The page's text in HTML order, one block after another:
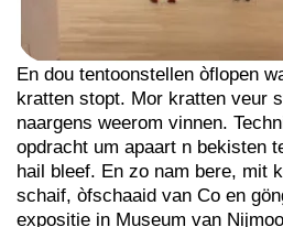
En dou tentoonstellen òflopen
kratten stopt. Mor kratten veur
naargens weerom vinnen.
opdracht um apaart n bekisten
hail bleef. En zo nam bere, mit
schaif, òfschaaid van Co en
expositie in Museum van